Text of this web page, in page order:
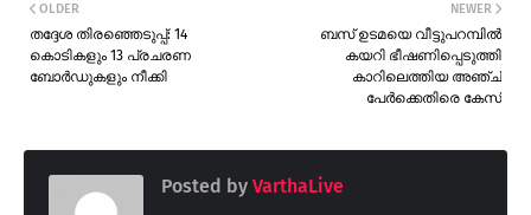
NEWER
ബസ് ഉടമയെ വീട്ടുപറമ്പിൽ
കയറി ഭീഷണിപ്പെടുത്തി
കാറിലെത്തിയ അഞ്ച്
പേർക്കെതിരെ കേസ്
OLDER
തദ്ദേശ തിരഞ്ഞെടുപ്പ്: 14
കൊടികളും 13 പ്രചരണ
ബോർഡുകളും നീക്കി
Posted by VarthaLive